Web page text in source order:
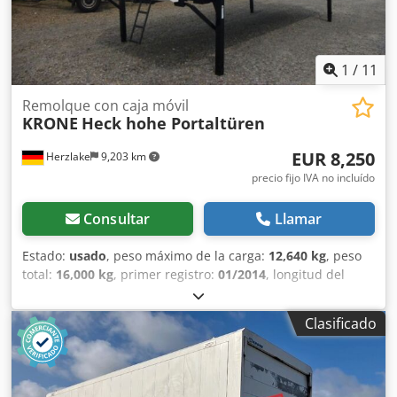
1 / 11
Herzlake 9,203 km
Remolque con caja móvil
KRONE Heck hohe Portaltüren
EUR 8,250
precio fijo IVA no incluído
Consultar Llamar
Estado: usado, peso máximo de la carga: 12,640 kg, peso
total: 16,000 kg, primer registro: 01/2014, longitud del
, anchura del espacio de
carga:2,480 mm, altura del espacio de carga:2,680 mm,
volumen del espacio de carga: 49 m³, ancho total:2,550
mm, altura total:2,900 mm, Año de fabricación:
de carro: G0101011_1 - Fabricante: Krone. * Equipamiento
de doble piso * Doble dispositivos de esquina * Marcaje
Clasificado